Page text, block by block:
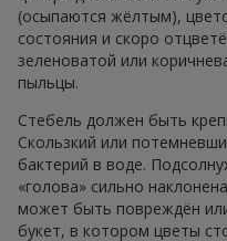
(осыпаются жёлтым),
состояния и скоро
зеленоватой или
пыльцы.
Стебель должен быть
Скользкий или
бактерий в воде.
«голова» сильно
может быть повреждён
букет, в котором цветы